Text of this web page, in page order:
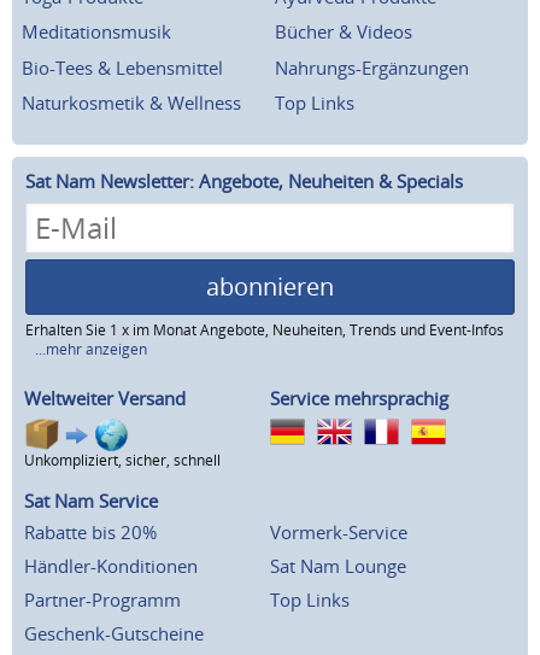
Meditationsmusik
Bücher & Videos
Bio-Tees & Lebensmittel
Nahrungs-Ergänzungen
Naturkosmetik & Wellness
Top Links
Sat Nam Newsletter: Angebote, Neuheiten & Specials
abonnieren
Erhalten Sie 1 x im Monat Angebote, Neuheiten, Trends und Event-Infos
...mehr anzeigen
Weltweiter Versand
Unkompliziert, sicher, schnell
Service mehrsprachig
Sat Nam Service
Rabatte bis 20%
Händler-Konditionen
Partner-Programm
Geschenk-Gutscheine
Vormerk-Service
Sat Nam Lounge
Top Links